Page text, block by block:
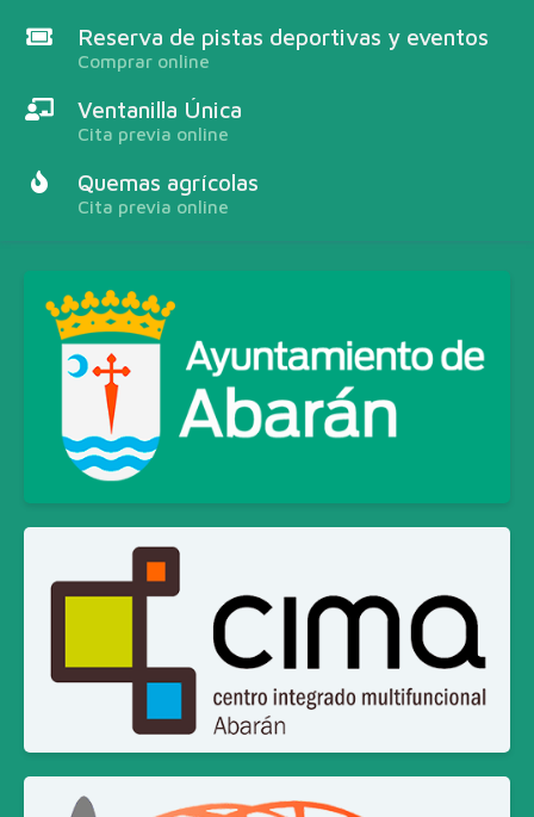
Reserva de pistas deportivas y eventos
Comprar online
Ventanilla Única
Cita previa online
Quemas agrícolas
Cita previa online